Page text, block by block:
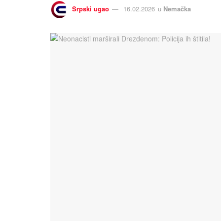
Srpski ugao 16.02.2026 u Nemačka